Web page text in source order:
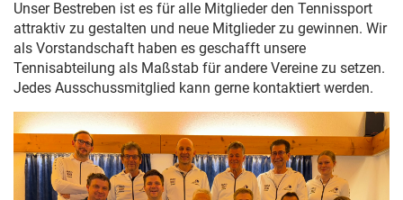
Unser Bestreben ist es für alle Mitglieder den Tennissport
attraktiv zu gestalten und neue Mitglieder zu gewinnen. Wir
als Vorstandschaft haben es geschafft unsere
Tennisabteilung als Maßstab für andere Vereine zu setzen.
Jedes Ausschussmitglied kann gerne kontaktiert werden.